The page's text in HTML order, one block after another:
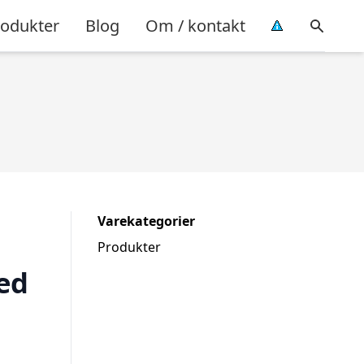
Blog Om / kontakt
Varekategorier
Produkter